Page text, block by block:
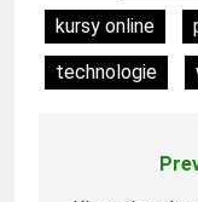
kursy online
technologie
Nawigacja